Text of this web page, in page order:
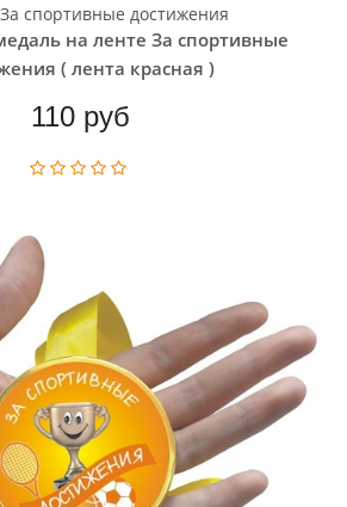
спортивные достижения
на ленте За спортивные
( лента красная )
110 руб